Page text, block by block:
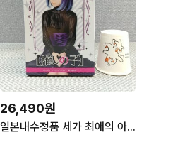
26,490원
일본내수정품 세가 최애의 아이 쵸코노세 쿠로카와 아카네 피규어 1개